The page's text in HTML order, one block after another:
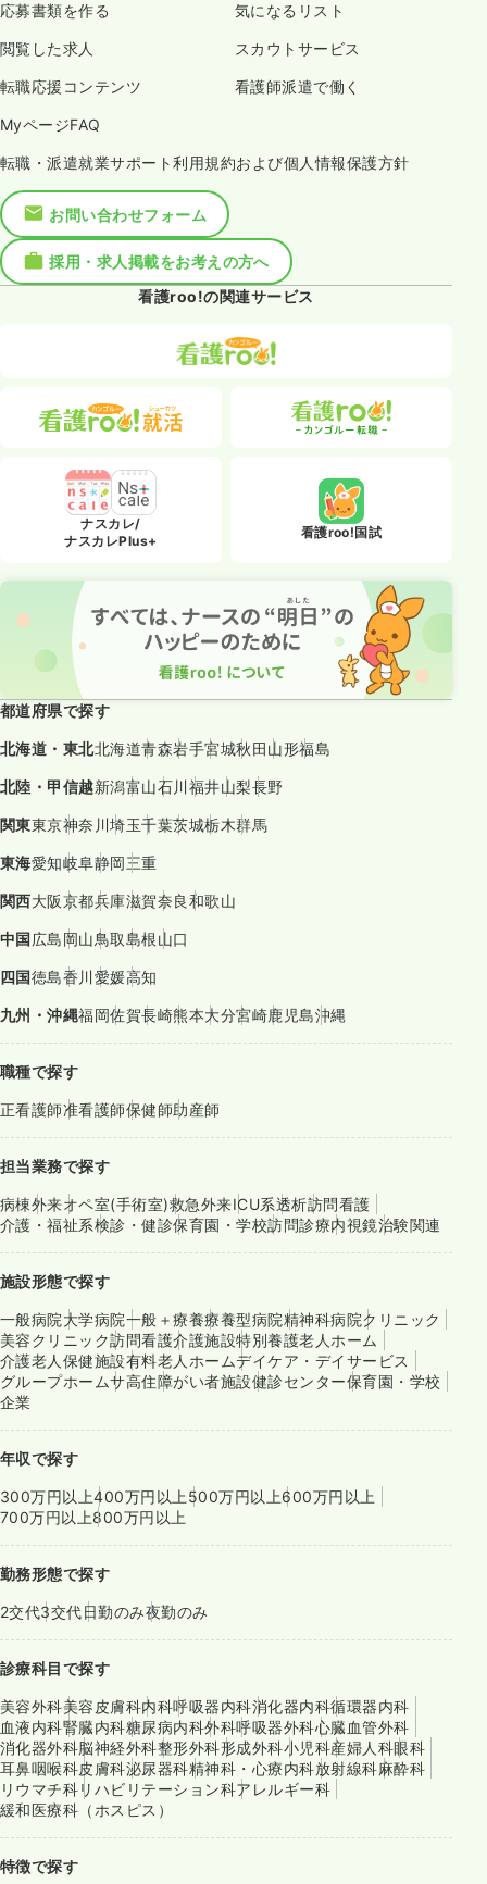
応募書類を作る 気になるリスト
閲覧した求人 スカウトサービス
転職応援コンテンツ 看護師派遣で働く
MyページFAQ
転職・派遣就業サポート利用規約および個人情報保護方針
お問い合わせフォーム
採用・求人掲載をお考えの方へ
看護roo!の関連サービス
ナスカレ/
ナスカレPlus+
看護roo!国試
都道府県で探す
北海道・東北北海道青森岩手宮城秋田山形福島
北陸・甲信越新潟富山石川福井山梨長野
関東東京神奈川埼玉千葉茨城栃木群馬
東海愛知岐阜静岡三重
関西大阪京都兵庫滋賀奈良和歌山
中国広島岡山鳥取島根山口
四国徳島香川愛媛高知
九州・沖縄福岡佐賀長崎熊本大分宮崎鹿児島沖縄
職種で探す
正看護師准看護師保健師助産師
担当業務で探す
病棟外来オペ室(手術室)救急外来ICU系透析訪問看護
介護・福祉系検診・健診保育園・学校訪問診療内視鏡治験関連
施設形態で探す
一般病院大学病院一般＋療養療養型病院精神科病院クリニック
美容クリニック訪問看護介護施設特別養護老人ホーム
介護老人保健施設有料老人ホームデイケア・デイサービス
グループホームサ高住障がい者施設健診センター保育園・学校
企業
年収で探す
300万円以上400万円以上 500万円以上600万円以上
700万円以上800万円以上
勤務形態で探す
2交代3交代日勤のみ夜勤のみ
診療科目で探す
美容外科美容皮膚科内科呼吸器内科消化器内科循環器内科
血液内科腎臓内科糖尿病内科外科呼吸器外科心臓血管外科
消化器外科脳神経外科整形外科形成外科小児科産婦人科眼科
耳鼻咽喉科皮膚科泌尿器科精神科・心療内科放射線科麻酔科
リウマチ科リハビリテーション科アレルギー科
緩和医療科（ホスピス）
特徴で探す